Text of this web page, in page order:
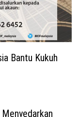
Bantu Kukuh